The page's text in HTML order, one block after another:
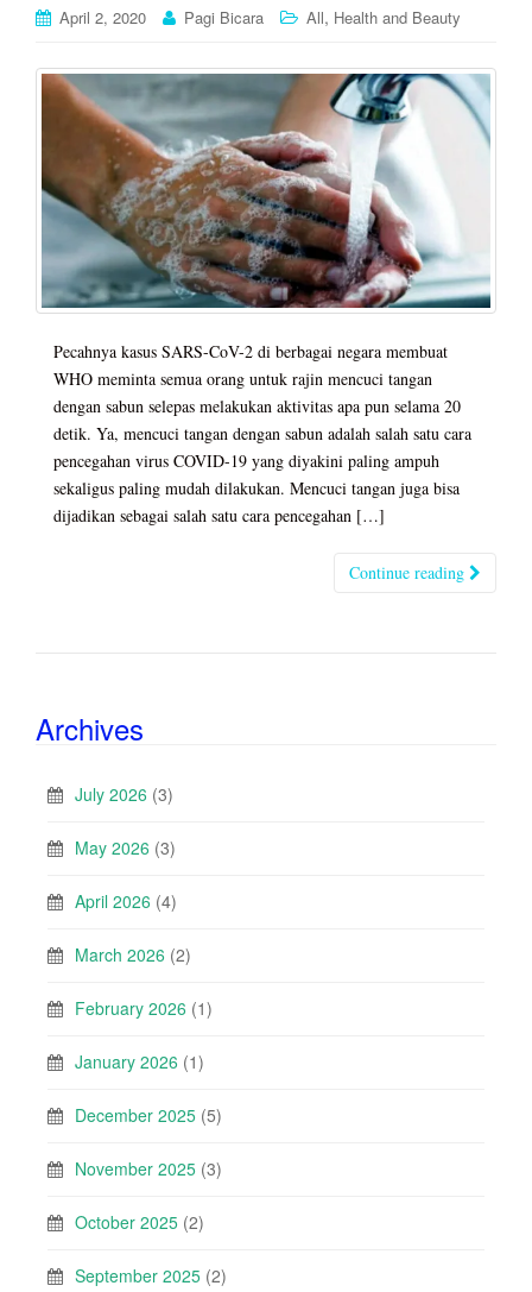
April 2, 2020 Pagi Bicara All, Health and Beauty
Pecahnya kasus SARS-CoV-2 di berbagai negara membuat
WHO meminta semua orang untuk rajin mencuci tangan
dengan sabun selepas melakukan aktivitas apa pun selama 20
detik. Ya, mencuci tangan dengan sabun adalah salah satu cara
pencegahan virus COVID-19 yang diyakini paling ampuh
sekaligus paling mudah dilakukan. Mencuci tangan juga bisa
dijadikan sebagai salah satu cara pencegahan […]
Continue reading
Archives
July 2026 (3)
May 2026 (3)
April 2026 (4)
March 2026 (2)
February 2026 (1)
January 2026 (1)
December 2025 (5)
November 2025 (3)
October 2025 (2)
September 2025 (2)